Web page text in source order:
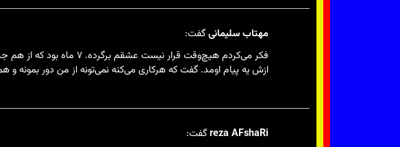
مهتاب سلیمانیگفت:
فکر می‌کردم هیچ‌وقت
ازش یه پیام اومد. گفت که هرکاری می‌کنه نمی‌تونه از من دور
reza AFshaRiگفت: